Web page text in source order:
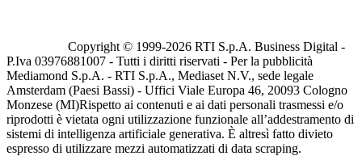
Copyright © 1999-2026 RTI S.p.A. Business Digital -
P.Iva 03976881007 - Tutti i diritti riservati - Per la pubblicità
Mediamond S.p.A. - RTI S.p.A., Mediaset N.V., sede legale
Amsterdam (Paesi Bassi) - Uffici Viale Europa 46, 20093 Cologno
Monzese (MI)Rispetto ai contenuti e ai dati personali trasmessi e/o
riprodotti è vietata ogni utilizzazione funzionale all’addestramento di
sistemi di intelligenza artificiale generativa. È altresì fatto divieto
espresso di utilizzare mezzi automatizzati di data scraping.